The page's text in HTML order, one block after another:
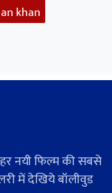
khan
नयी फिल्म की सबसे
में देखिये बॉलीवुड